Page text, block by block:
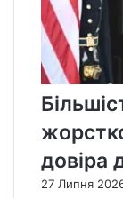
довіра
27 Липня